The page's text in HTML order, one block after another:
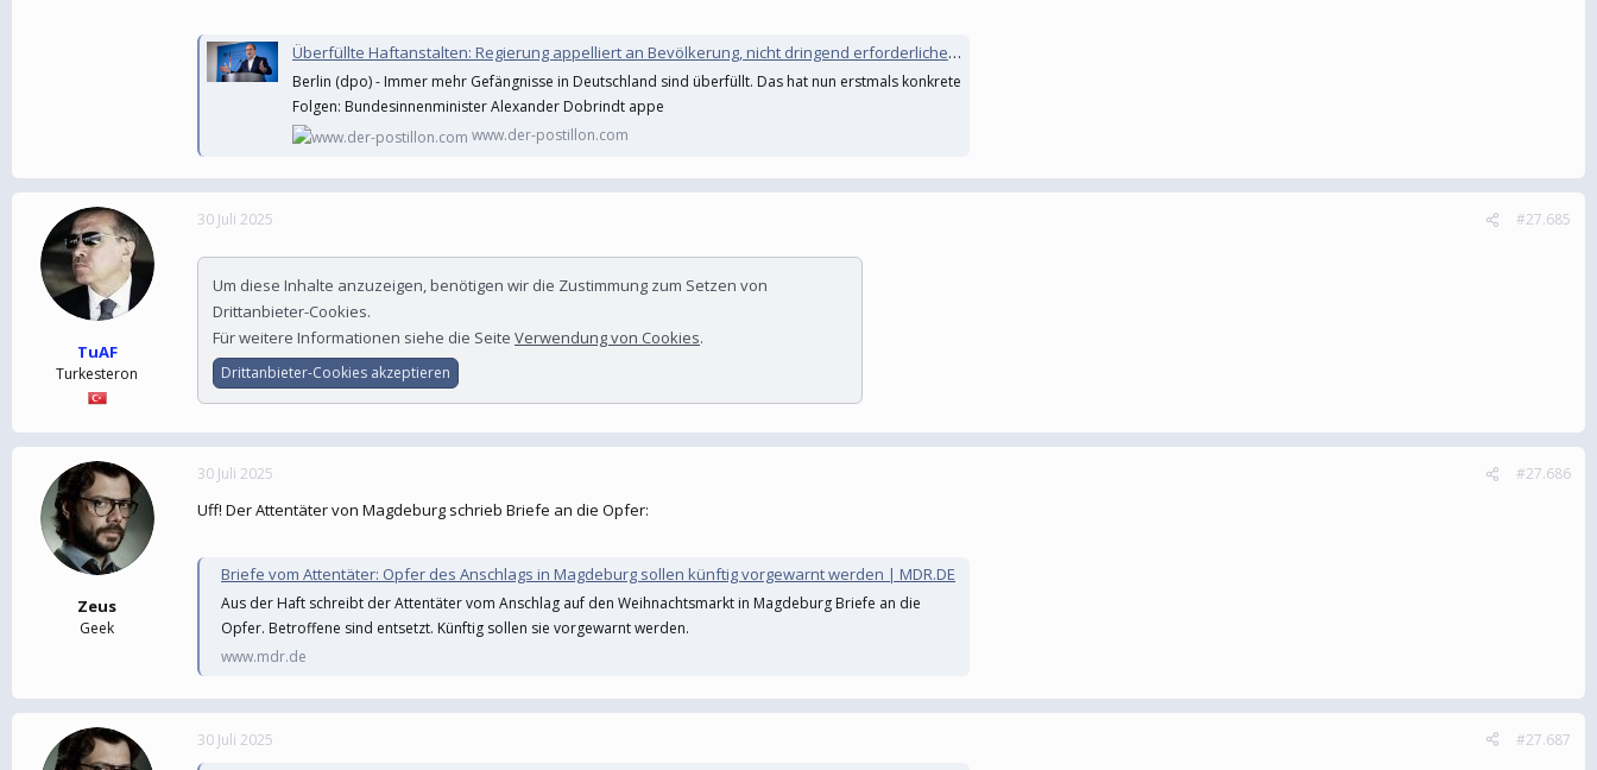
Überfüllte Haftanstalten: Regierung appelliert an Bevölkerung, nicht dringend erforderliche Straftaten zu verschieben
Berlin (dpo) - Immer mehr Gefängnisse in Deutschland sind überfüllt. Das hat nun erstmals konkrete
Folgen: Bundesinnenminister Alexander Dobrindt appe
www.der-postillon.com
TuAF
Turkesteron
30 Juli 2025 #27.685
Um diese Inhalte anzuzeigen, benötigen wir die Zustimmung zum Setzen von
Drittanbieter-Cookies.
Für weitere Informationen siehe die Seite Verwendung von Cookies.
Drittanbieter-Cookies akzeptieren
Zeus
Geek
30 Juli 2025 #27.686
Uff! Der Attentäter von Magdeburg schrieb Briefe an die Opfer:
Briefe vom Attentäter: Opfer des Anschlags in Magdeburg sollen künftig vorgewarnt werden | MDR.DE
Aus der Haft schreibt der Attentäter vom Anschlag auf den Weihnachtsmarkt in Magdeburg Briefe an die
Opfer. Betroffene sind entsetzt. Künftig sollen sie vorgewarnt werden.
www.mdr.de
30 Juli 2025 #27.687